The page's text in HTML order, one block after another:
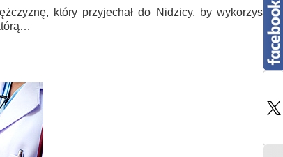
który przyjechał do Nidzicy, by wykorzystać